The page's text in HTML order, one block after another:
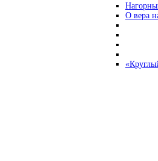
О вера